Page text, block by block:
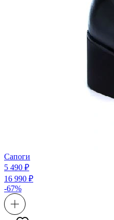
Сапоги
5 490 ₽
16 990 ₽
-67%